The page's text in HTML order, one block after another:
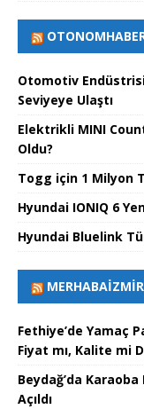
Otomotiv
Seviyeye Ulaştı
Elektrikli MINI
Oldu?
Togg için 1 Milyon
Hyundai IONIQ 6
Hyundai Bluelink
Fethiye’de Yamaç
Fiyat mı, Kalite mi
Beydağ’da
Açıldı